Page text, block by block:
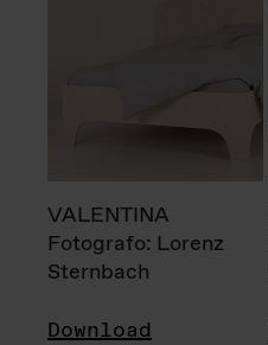
VALENTINA
Fotografo: Lorenz
Sternbach
Download